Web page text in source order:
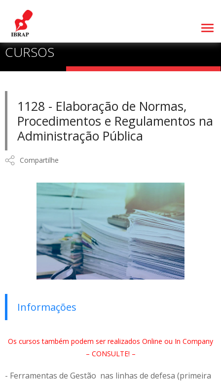
CURSOS
1128 - Elaboração de Normas,
Procedimentos e Regulamentos na
Administração Pública
Compartilhe
Informações
Os cursos também podem ser realizados Online ou In Company
– CONSULTE! –
- Ferramentas de Gestão nas linhas de defesa (primeira